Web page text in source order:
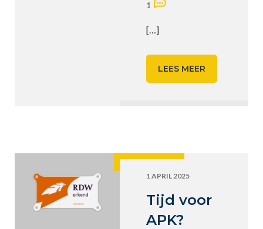
1
[…]
LEES MEER
1 APRIL 2025
Tijd voor
APK?